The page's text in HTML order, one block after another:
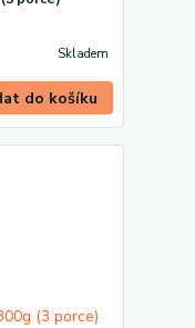
Skladem
do košíku